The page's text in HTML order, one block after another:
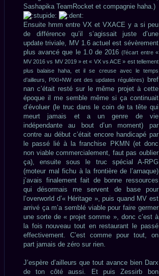
Sashapika TeamRocket et compagnie haha.)
Ensuite hmm entre VX et VXACE y a si peu
de différence qu’il s’agissait juste d’une
update triviale, MV 1.6 actuel est sévèrement
plus avancé que le 1.0 de 2016(l’écart entre «
MV 2016 vs MV 2019 » et « VX vs ACE » est tellement
plus balaise haha, et il se creuse avec le temps
d’ailleurs, PIXI+NW ont des updates régulières)
bref
nan c’était resté sur le même projet à cette
époque il me semble même si ça continuait
d’évoluer (le truc dans le coin de ta tête qui
meurt jamais et a un genre de vie
indépendante au bout d’un moment) par
contre au début c’était encore handicapé par
le passé lié à la franchise PKMN (et donc
non viable commercialement, faut pas oublier
ça), ensuite sous le truc spécial A-RPG
(moteur mal fichu à la frontière de l’arnaque)
j’avais finalement fait de bonne ressources
qui désormais me servent de base pour
l’overworld d’« Héritage », puis quand MV est
arrivé ça m’a semblé viable pour faire germer
une sorte de « projet somme », donc c’est à
la fois nouveau tout en restaurant le passé
effectivement. C’est comme pour tout, on
part jamais de zéro sur rien.
J’espère d’ailleurs que tout avance bien Darx
de ton côté aussi. Et puis Zessirb bon